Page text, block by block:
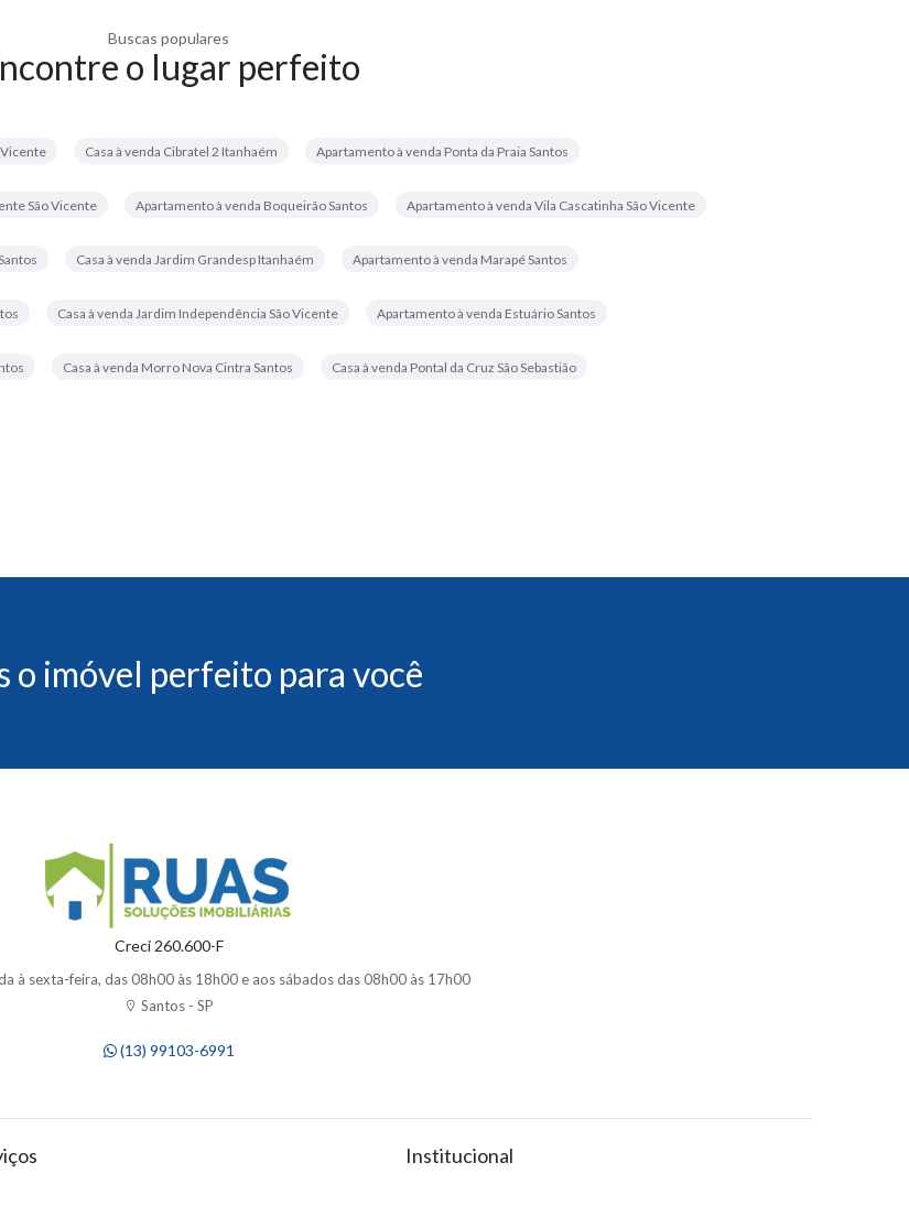
Buscas populares
o lugar perfeito
Vicente Casa à venda Cibratel 2 Itanhaém Apartamento à venda Ponta da Praia Santos
São Vicente Apartamento à venda Boqueirão Santos Apartamento à venda Vila Cascatinha São Vicente
Casa à venda Jardim Grandesp Itanhaém Apartamento à venda Marapé Santos
Casa à venda Jardim Independência São Vicente Apartamento à venda Estuário Santos
Casa à venda Morro Nova Cintra Santos Casa à venda Pontal da Cruz São Sebastião
o imóvel perfeito para você
Creci 260.600-F
à sexta-feira, das 08h00 às 18h00 e aos sábados das 08h00 às 17h00
Santos - SP
(13) 99103-6991
Institucional